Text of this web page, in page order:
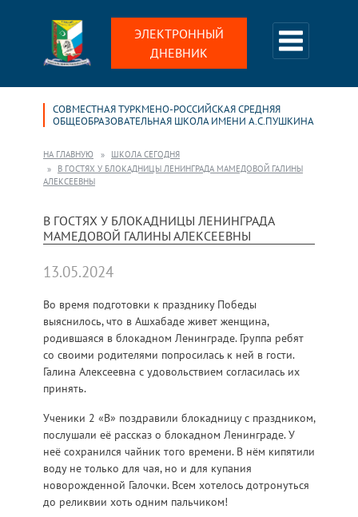
ЭЛЕКТРОННЫЙ
ДНЕВНИК
СОВМЕСТНАЯ ТУРКМЕНО-РОССИЙСКАЯ СРЕДНЯЯ
ОБЩЕОБРАЗОВАТЕЛЬНАЯ ШКОЛА ИМЕНИ А.С.ПУШКИНА
НА ГЛАВНУЮ
ШКОЛА СЕГОДНЯ
В ГОСТЯХ У БЛОКАДНИЦЫ ЛЕНИНГРАДА МАМЕДОВОЙ ГАЛИНЫ
АЛЕКСЕЕВНЫ
В ГОСТЯХ У БЛОКАДНИЦЫ ЛЕНИНГРАДА
МАМЕДОВОЙ ГАЛИНЫ АЛЕКСЕЕВНЫ
13.05.2024
Во время подготовки к празднику Победы
выяснилось, что в Ашхабаде живет женщина,
родившаяся в блокадном Ленинграде. Группа ребят
со своими родителями попросилась к ней в гости.
Галина Алексеевна с удовольствием согласилась их
принять.
Ученики 2 «В» поздравили блокадницу с праздником,
послушали её рассказ о блокадном Ленинграде. У
неё сохранился чайник того времени. В нём кипятили
воду не только для чая, но и для купания
новорожденной Галочки. Всем хотелось дотронуться
до реликвии хоть одним пальчиком!